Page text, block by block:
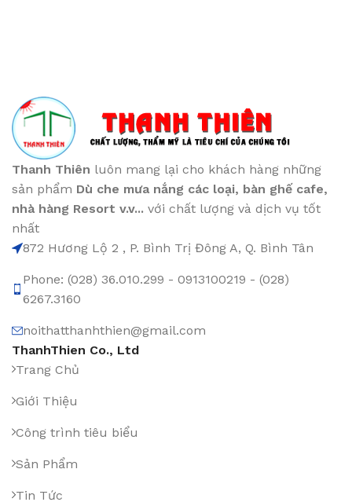
Thanh Thiên luôn mang lại cho khách hàng những
sản phẩm Dù che mưa nắng các loại, bàn ghế cafe,
nhà hàng Resort v.v... với chất lượng và dịch vụ tốt
nhất
872 Hương Lộ 2 , P. Bình Trị Đông A, Q. Bình Tân
Phone: (028) 36.010.299 - 0913100219 - (028)
6267.3160
noithatthanhthien@gmail.com
ThanhThien Co., Ltd
Trang Chủ
Giới Thiệu
Công trình tiêu biểu
Sản Phẩm
Tin Tức